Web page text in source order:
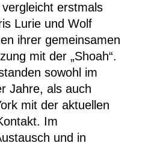
erstmals
Lurie und Wolf
ihrer gemeinsamen
mit der „Shoah“.
sowohl im
Jahre, als auch
mit der aktuellen
Im
und in